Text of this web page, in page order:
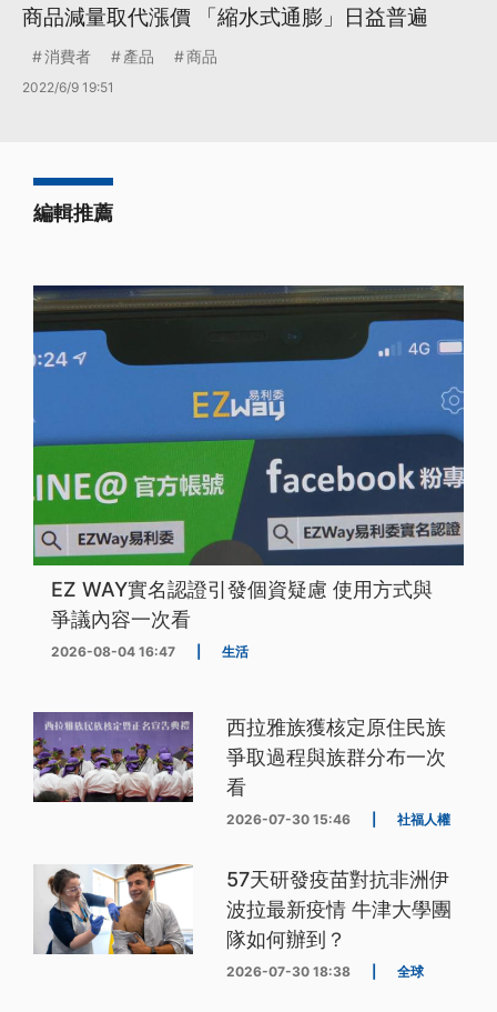
商品減量取代漲價 「縮水式通膨」日益普遍
消費者 產品 商品
2022/6/9 19:51
編輯推薦
EZ WAY實名認證引發個資疑慮 使用方式與
爭議內容一次看
2026-08-04 16:47 生活
西拉雅族獲核定原住民族
爭取過程與族群分布一次
看
2026-07-30 15:46 社福人權
57天研發疫苗對抗非洲伊
波拉最新疫情 牛津大學團
隊如何辦到？
2026-07-30 18:38 全球